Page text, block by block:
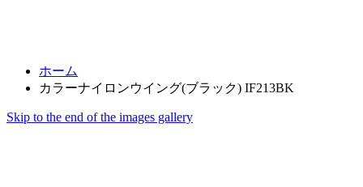
ホーム
カラーナイロンウイング(ブラック) IF213BK
Skip to the end of the images gallery